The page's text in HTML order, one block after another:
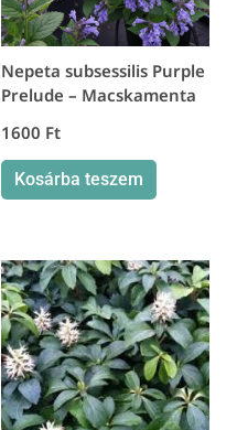
Nepeta subsessilis Purple
Prelude – Macskamenta
1600 Ft
Kosárba teszem